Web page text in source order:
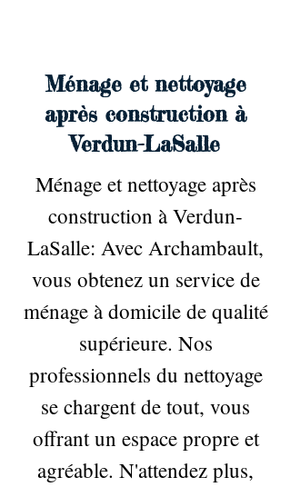
Ménage et nettoyage
après construction à
Verdun-LaSalle
Ménage et nettoyage après
construction à Verdun-
LaSalle: Avec Archambault,
vous obtenez un service de
ménage à domicile de qualité
supérieure. Nos
professionnels du nettoyage
se chargent de tout, vous
offrant un espace propre et
agréable. N'attendez plus,